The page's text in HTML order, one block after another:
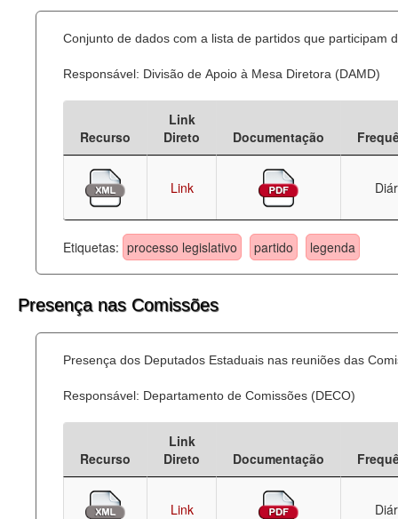
Conjunto de dados com a lista de partidos que participam
Responsável: Divisão de Apoio à Mesa Diretora (DAMD)
Recurso
Link
Direto
Documentação
Link
Etiquetas: processo legislativo partido legenda
Presença nas Comissões
Presença dos Deputados Estaduais nas reuniões das
Responsável: Departamento de Comissões (DECO)
Recurso
Link
Direto
Documentação
Link